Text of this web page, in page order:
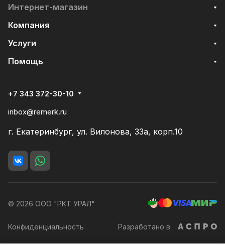
Интернет-магазин
Компания
Услуги
Помощь
+7 343 372-30-10
inbox@remerk.ru
г. Екатеринбург, ул. Вилонова, 33а, корп.10
© 2026 ООО "РКТ УРАЛ"
Конфиденциальность Разработано в